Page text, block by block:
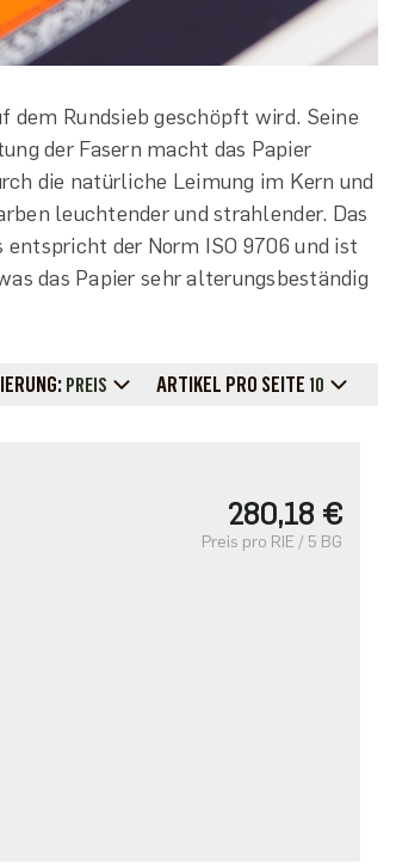
dem Rundsieb geschöpft wird. Seine
der Fasern macht das Papier
die natürliche Leimung im Kern und
leuchtender und strahlender. Das
der Norm ISO 9706 und ist
das Papier sehr alterungsbeständig
PREIS ARTIKEL PRO SEITE 10
280,18 €
Preis pro RIE / 5 BG